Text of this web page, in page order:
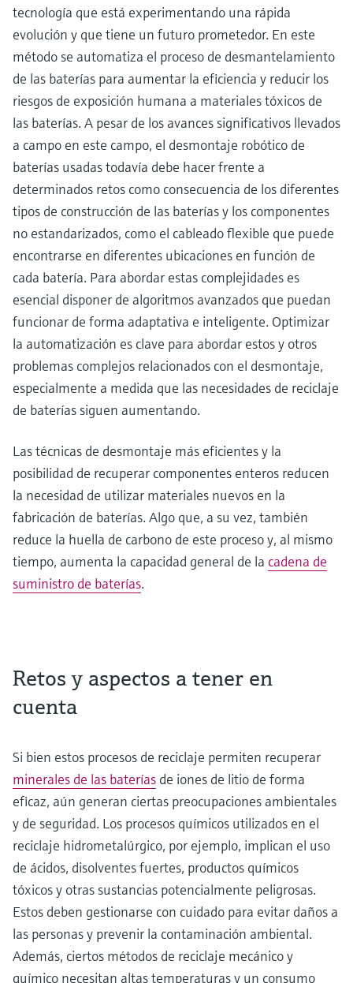
tecnología que está experimentando una rápida
evolución y que tiene un futuro prometedor. En este
método se automatiza el proceso de desmantelamiento
de las baterías para aumentar la eficiencia y reducir los
riesgos de exposición humana a materiales tóxicos de
las baterías. A pesar de los avances significativos llevados
a campo en este campo, el desmontaje robótico de
baterías usadas todavía debe hacer frente a
determinados retos como consecuencia de los diferentes
tipos de construcción de las baterías y los componentes
no estandarizados, como el cableado flexible que puede
encontrarse en diferentes ubicaciones en función de
cada batería. Para abordar estas complejidades es
esencial disponer de algoritmos avanzados que puedan
funcionar de forma adaptativa e inteligente. Optimizar
la automatización es clave para abordar estos y otros
problemas complejos relacionados con el desmontaje,
especialmente a medida que las necesidades de reciclaje
de baterías siguen aumentando.
Las técnicas de desmontaje más eficientes y la
posibilidad de recuperar componentes enteros reducen
la necesidad de utilizar materiales nuevos en la
fabricación de baterías. Algo que, a su vez, también
reduce la huella de carbono de este proceso y, al mismo
tiempo, aumenta la capacidad general de la cadena de
suministro de baterías.
Retos y aspectos a tener en
cuenta
Si bien estos procesos de reciclaje permiten recuperar
minerales de las baterías de iones de litio de forma
eficaz, aún generan ciertas preocupaciones ambientales
y de seguridad. Los procesos químicos utilizados en el
reciclaje hidrometalúrgico, por ejemplo, implican el uso
de ácidos, disolventes fuertes, productos químicos
tóxicos y otras sustancias potencialmente peligrosas.
Estos deben gestionarse con cuidado para evitar daños a
las personas y prevenir la contaminación ambiental.
Además, ciertos métodos de reciclaje mecánico y
químico necesitan altas temperaturas y un consumo